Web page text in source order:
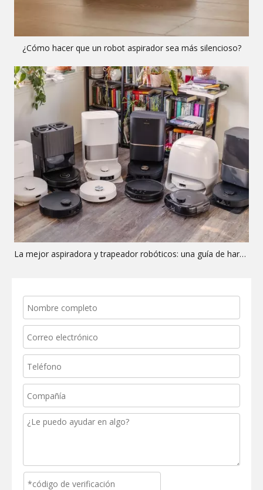
¿Cómo hacer que un robot aspirador sea más silencioso?
La mejor aspiradora y trapeador robóticos: una guía de hardware OEM